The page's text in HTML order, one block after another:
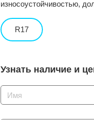
износоустойчивостью,
R17
Узнать наличие и